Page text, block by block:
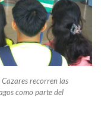
recorren las
como parte del